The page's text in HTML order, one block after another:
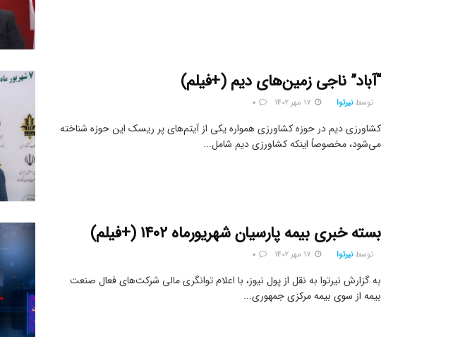
“آباد” ناجی زمین‌های دیم (+فیلم)
توسط نیرتوا
کشاورزی دیم در حوزه کشاورزی همواره یکی از آیتم‌های پر ریسک این حوزه شناخته
می‌شود، مخصوصاً اینکه کشاورزی دیم شامل...
بسته خبری بیمه پارسیان شهریورماه 1402 (+فیلم)
توسط نیرتوا
به گزارش نیرتوا به نقل از پول نیوز، با اعلام توانگری مالی شرکت‌های فعال صنعت
بیمه از سوی بیمه مرکزی جمهوری...